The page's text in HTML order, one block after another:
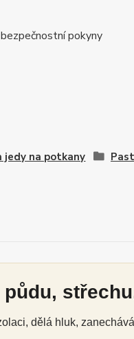
pokyny
jedy na potkany
dělá hluk,